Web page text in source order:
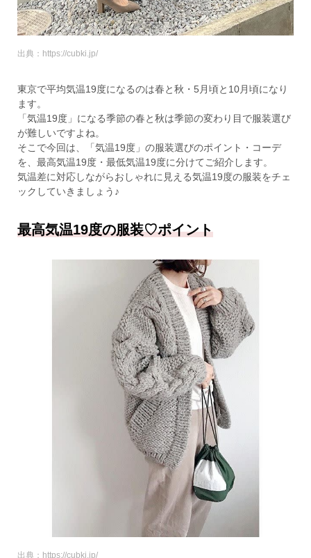
出典：https://cubki.jp/
東京で平均気温19度になるのは春と秋・5月頃と10月頃になり
ます。
「気温19度」になる季節の春と秋は季節の変わり目で服装選び
が難しいですよね。
そこで今回は、「気温19度」の服装選びのポイント・コーデ
を、最高気温19度・最低気温19度に分けてご紹介します。
気温差に対応しながらおしゃれに見える気温19度の服装をチェ
ックしていきましょう♪
最高気温19度の服装♡ポイント
出典：https://cubki.jp/